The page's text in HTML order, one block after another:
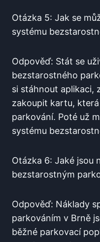
Otázka 5: ⁤Jak se
systému
Odpověď: Stát se
bezstarostného
si stáhnout aplikaci,
‌zakoupit​ kartu,
parkování. Poté⁣ už
⁣systému
Otázka‌ 6: Jaké jsou
bezstarostným⁢
Odpověď: Náklady
parkováním v Brně
běžné parkovací